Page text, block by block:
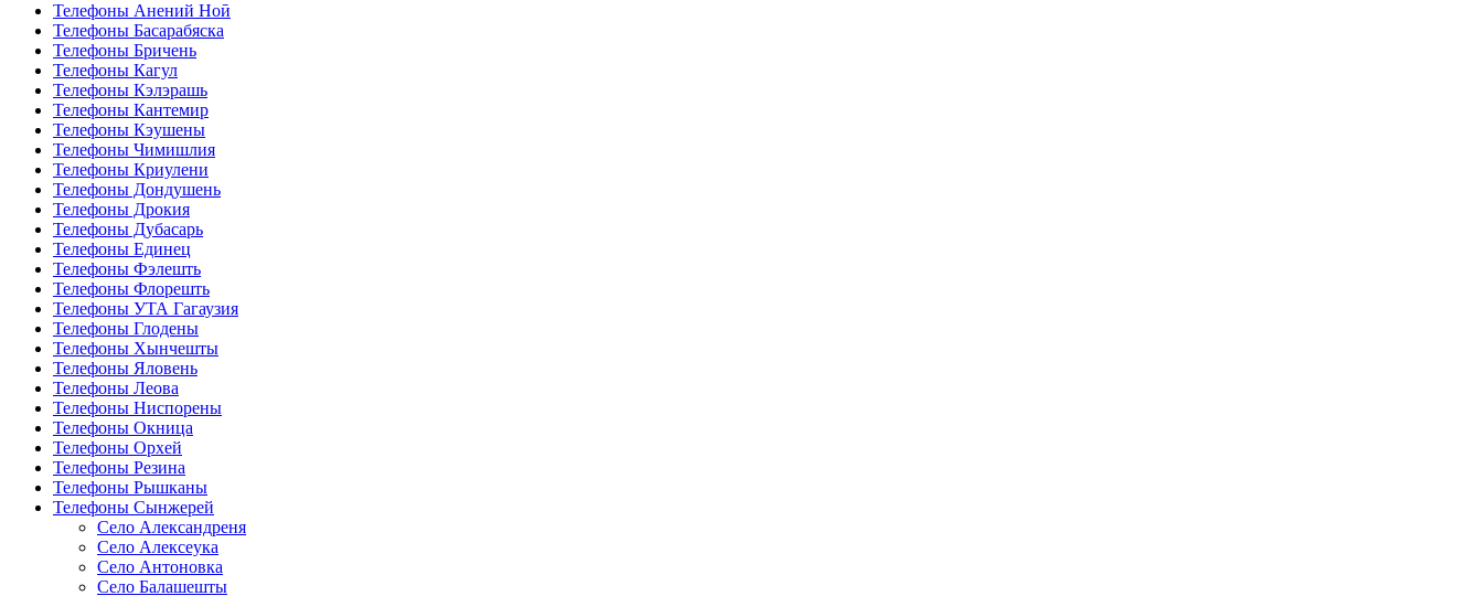
Телефоны Анений Ноӣ
Телефоны Басарабяска
Телефоны Бричень
Телефоны Кагул
Телефоны Кэлэрашь
Телефоны Кантемир
Телефоны Кэушены
Телефоны Чимишлия
Телефоны Криулени
Телефоны Дондушень
Телефоны Дрокия
Телефоны Дубасарь
Телефоны Единец
Телефоны Фэлешть
Телефоны Флорешть
Телефоны УТА Гагаузия
Телефоны Глодены
Телефоны Хынчешты
Телефоны Яловень
Телефоны Леова
Телефоны Ниспорены
Телефоны Окница
Телефоны Орхей
Телефоны Резина
Телефоны Рышканы
Телефоны Сынжерей
Село Александреня
Село Алексеука
Село Антоновка
Село Балашешты